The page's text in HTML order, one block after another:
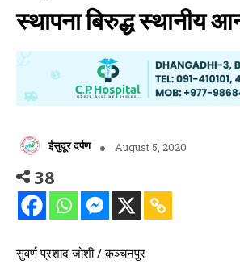
स्थापना बिरुद्ध स्थानीय
ईसुदूर दर्पण August 5, 2020
38
सुवर्ण प्रशाद जोशी / कञ्चनपुर